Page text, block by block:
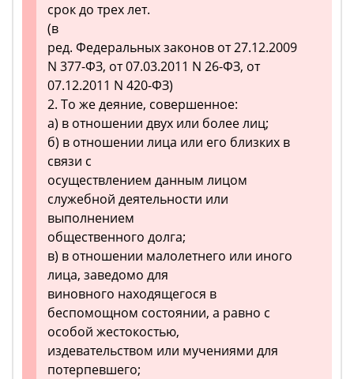
срок до трех лет.
(в
ред. Федеральных законов от 27.12.2009
N 377-ФЗ, от 07.03.2011 N 26-ФЗ, от
07.12.2011 N 420-ФЗ)
2. То же деяние, совершенное:
а) в отношении двух или более лиц;
б) в отношении лица или его близких в
связи с
осуществлением данным лицом
служебной деятельности или
выполнением
общественного долга;
в) в отношении малолетнего или иного
лица, заведомо для
виновного находящегося в
беспомощном состоянии, а равно с
особой жестокостью,
издевательством или мучениями для
потерпевшего;